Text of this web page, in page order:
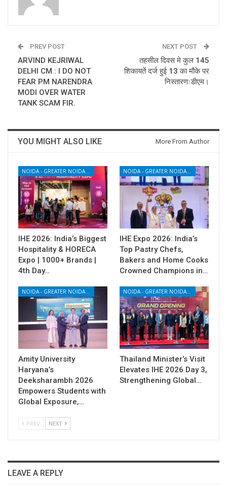
PREV POST
ARVIND KEJRIWAL
DELHI CM : I DO NOT
FEAR PM NARENDRA
MODI OVER WATER
TANK SCAM FIR.
NEXT POST
तहसील दिवस मे कुल 145
शिकायतें दर्ज हुई 13 का मौके पर
निस्तारणःडीएम।
YOU MIGHT ALSO LIKE More From Author
IHE 2026: India’s Biggest
Hospitality & HORECA
Expo | 1000+ Brands |
4th Day…
IHE Expo 2026: India’s
Top Pastry Chefs,
Bakers and Home Cooks
Crowned Champions in…
Amity University
Haryana’s
Deeksharambh 2026
Empowers Students with
Global Exposure,…
Thailand Minister’s Visit
Elevates IHE 2026 Day 3,
Strengthening Global…
PREV NEXT
LEAVE A REPLY